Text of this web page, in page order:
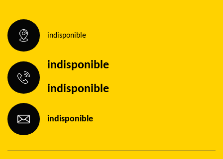
indisponible
indisponible
indisponible
indisponible